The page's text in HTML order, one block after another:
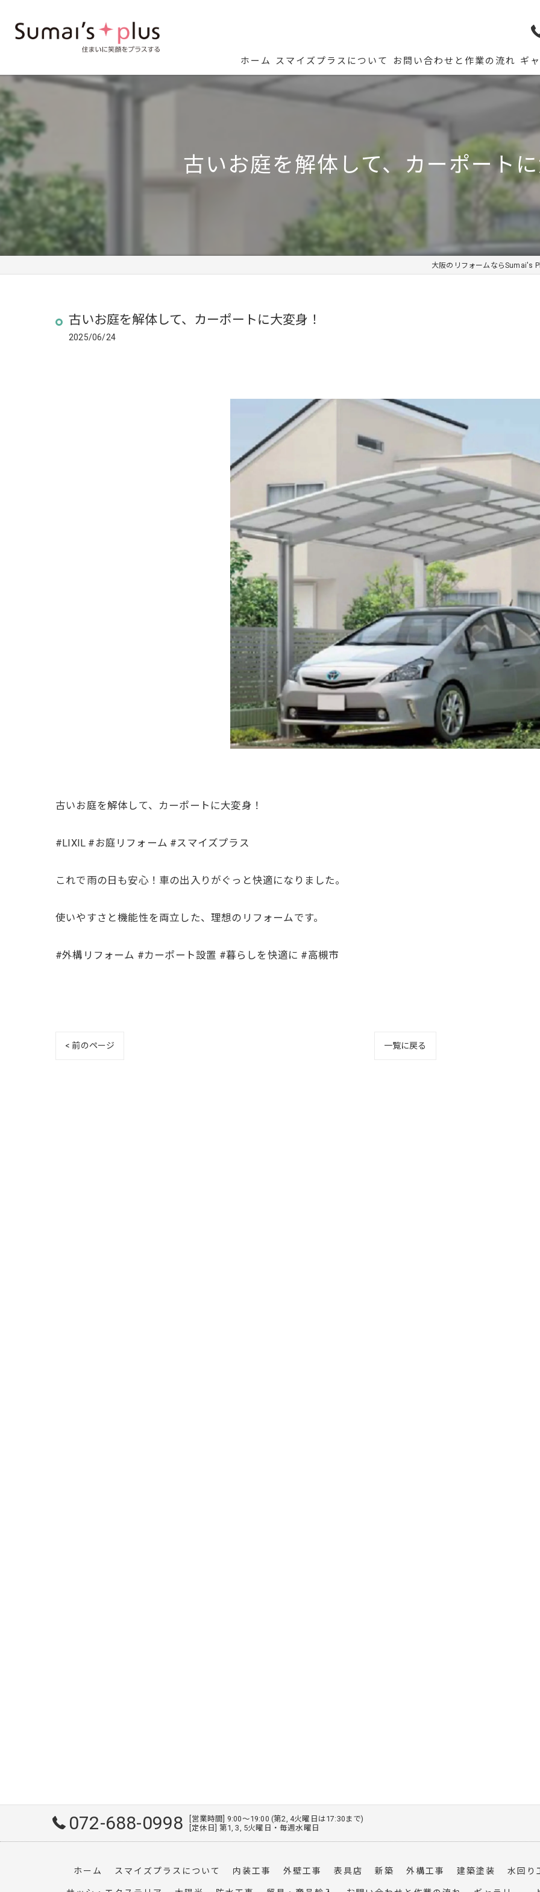
ホーム スマイズプラスについて お問い合わせと作業の流れ ギ
古いお庭を解体して、カーポートに
大阪のリフォームならSumai's
古いお庭を解体して、カーポートに大変身！
2025/06/24
古いお庭を解体して、カーポートに大変身！
#LIXIL #お庭リフォーム #スマイズプラス
これで雨の日も安心！車の出入りがぐっと快適になりました。
使いやすさと機能性を両立した、理想のリフォームです。
#外構リフォーム #カーポート設置 #暮らしを快適に #高槻市
< 前のページ 一覧に戻る
072-688-0998
[営業時間] 9:00～19:00 (第2, 4火曜日は17:30まで)
[定休日] 第1, 3, 5火曜日・毎週水曜日
ホーム スマイズプラスについて 内装工事 外壁工事 表具店 新築 外構工事 建築塗装 水回り